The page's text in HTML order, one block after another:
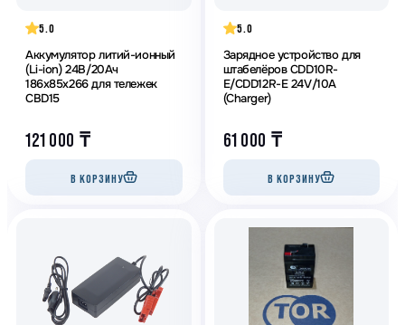
5.0
Аккумулятор литий-ионный
(Li-ion) 24В/20Ач
186х85х266 для тележек
CBD15
121 000 ₸
В КОРЗИНУ
5.0
Зарядное устройство для
штабелёров CDD10R-
E/CDD12R-E 24V/10A
(Charger)
61 000 ₸
В КОРЗИНУ